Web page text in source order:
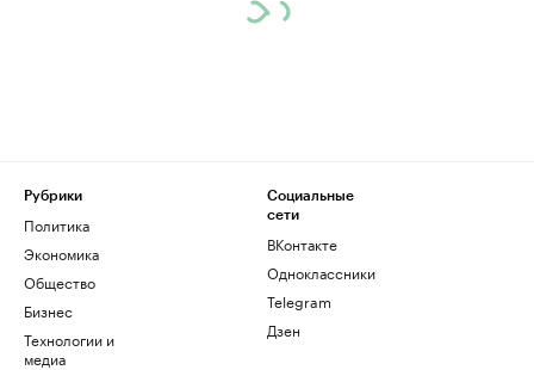
Рубрики
Политика
Экономика
Общество
Бизнес
Технологии и
медиа
Социальные
сети
ВКонтакте
Одноклассники
Telegram
Дзен